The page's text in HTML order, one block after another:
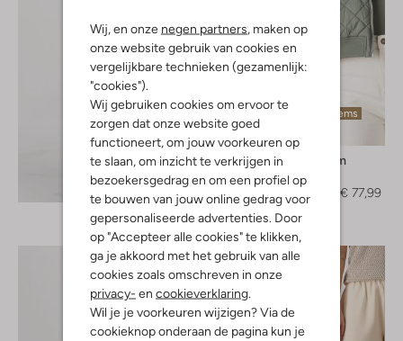
Wij, en onze negen partners , maken op
onze website gebruik van cookies en
vergelijkbare technieken (gezamenlijk:
"cookies").
Wij gebruiken cookies om ervoor te
zorgen dat onze website goed
functioneert, om jouw voorkeuren op
te slaan, om inzicht te verkrijgen in
bezoekersgedrag en om een profiel op
te bouwen van jouw online gedrag voor
gepersonaliseerde advertenties. Door
op "Accepteer alle cookies" te klikken,
ga je akkoord met het gebruik van alle
cookies zoals omschreven in onze
privacy- en cookieverklaring
Wil je je voorkeuren wijzigen? Via de
cookieknop onderaan de pagina kun je
Ontdek de look
Laatste items
Modström
Jack
€ 77,99